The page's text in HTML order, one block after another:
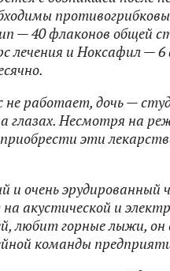
— 40 флаконов общей
лечения и Ноксафил —
не работает, дочь —
глазах. Несмотря на
эти
и очень эрудированный
акустической и
любит горные лыжи,
команды